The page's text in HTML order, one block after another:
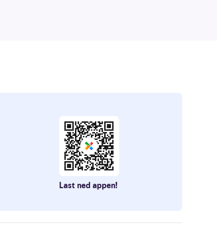
Last ned appen!